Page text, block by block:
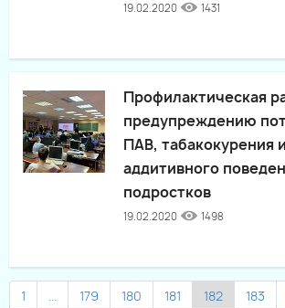
19.02.2020 1431
Профилактическая
предупреждению
ПАВ, табакокурения и
аддитивного
подростков
19.02.2020 1498
1 ... 179 180 181 182 183